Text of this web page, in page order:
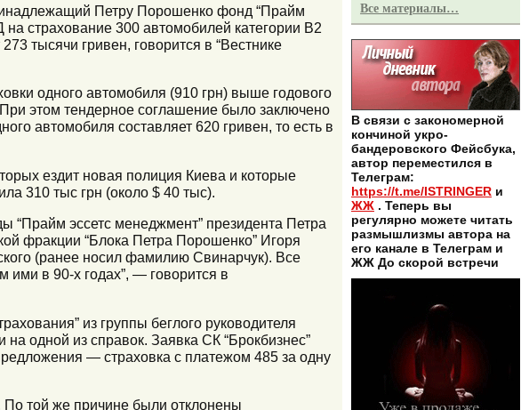
Петру Порошенко фонд “Прайм
страхование 300 автомобилей категории В2
тысячи гривен, говорится в “Вестнике
одного автомобиля (910 грн) выше годового
этом тендерное соглашение было заключено
автомобиля составляет 620 гривен, то есть в
ездит новая полиция Киева и которые
310 тыс грн (около $ 40 тыс).
“Прайм эссетс менеджмент” президента Петра
фракции “Блока Петра Порошенко” Игоря
(ранее носил фамилию Свинарчук). Все
ими в 90-х годах”, — говорится в
из группы беглого руководителя
одной из справок. Заявка СК “Брокбизнес”
— страховка с платежом 485 за одну
той же причине были отклонены
Все материалы…
В связи с закономерной
кончиной укро-
бандеровского Фейсбука,
автор переместился в
Телеграм:
https://t.me/ISTRINGER и
ЖЖ . Теперь вы
регулярно можете читать
размышлизмы автора на
его канале в Телеграм и
ЖЖ До скорой встречи